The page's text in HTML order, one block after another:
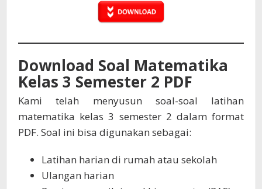
Download Soal Matematika
Kelas 3 Semester 2 PDF
Kami telah menyusun soal-soal latihan
matematika kelas 3 semester 2 dalam format
PDF. Soal ini bisa digunakan sebagai:
Latihan harian di rumah atau sekolah
Ulangan harian